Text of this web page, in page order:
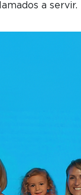
a servir.